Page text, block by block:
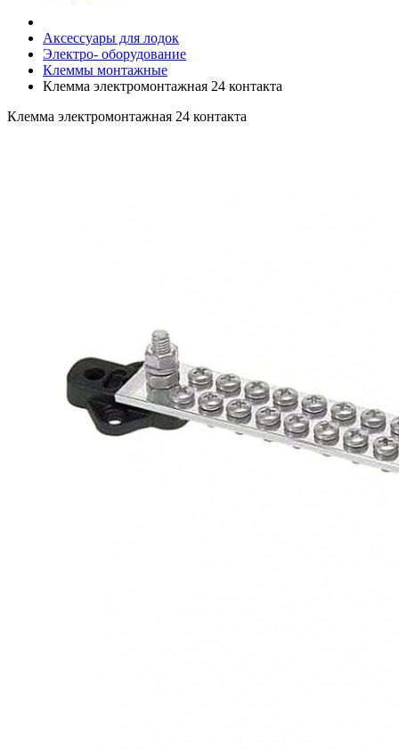
Аксессуары для лодок
Электро- оборудование
Клеммы монтажные
Клемма электромонтажная 24 контакта
Клемма электромонтажная 24 контакта